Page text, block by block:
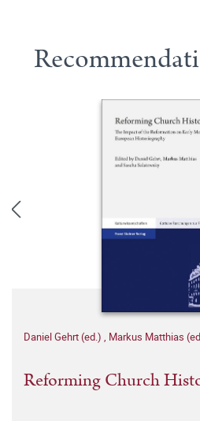
Daniel Gehrt (ed.) , Markus Matthias
Reforming Church